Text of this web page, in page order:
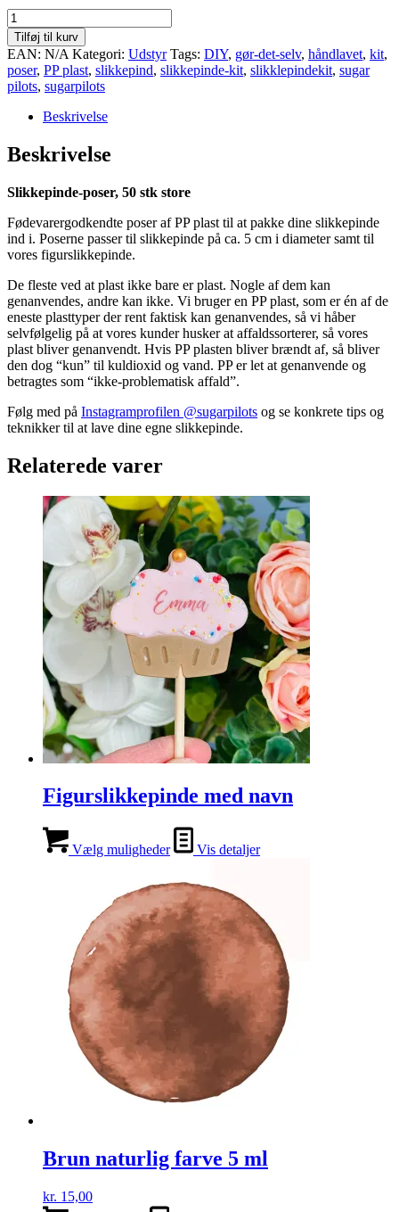
Slikkepinde
poser,
50
stk
store,
PP-
plast
Tilføj til kurv
EAN: N/A Kategori: Udstyr Tags: DIY, gør-det-selv, håndlavet, kit,
poser, PP plast, slikkepind, slikkepinde-kit, slikklepindekit, sugar
pilots, sugarpilots
Beskrivelse
Beskrivelse
Slikkepinde-poser, 50 stk store
Fødevarergodkendte poser af PP plast til at pakke dine slikkepinde
ind i. Poserne passer til slikkepinde på ca. 5 cm i diameter samt til
vores figurslikkepinde.
De fleste ved at plast ikke bare er plast. Nogle af dem kan
genanvendes, andre kan ikke. Vi bruger en PP plast, som er én af de
eneste plasttyper der rent faktisk kan genanvendes, så vi håber
selvfølgelig på at vores kunder husker at affaldssorterer, så vores
plast bliver genanvendt. Hvis PP plasten bliver brændt af, så bliver
den dog “kun” til kuldioxid og vand. PP er let at genanvende og
betragtes som “ikke-problematisk affald”.
Følg med på Instagramprofilen @sugarpilots og se konkrete tips og
teknikker til at lave dine egne slikkepinde.
Relaterede varer
Figurslikkepinde med navn
Vælg muligheder Vis detaljer
Brun naturlig farve 5 ml
kr. 15,00